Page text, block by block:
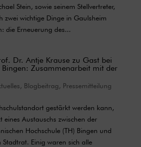
Stein, sowie seinem Stellvertreter,
zwei wichtige Dinge in Gaulsheim
die Erneuerung des...
Dr. Antje Krause zu Gast bei
Bingen: Zusammenarbeit mit der
, Blogbeitrag, Pressemitteilung
gestärkt werden kann,
eines Austauschs zwischen der
Hochschule (TH) Bingen und
Stadtrat. Einig waren sich alle